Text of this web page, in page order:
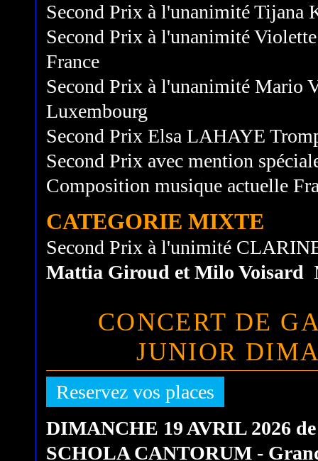
Second Prix à l'unanimité Tijana
Second Prix à l'unanimité
France
Second Prix à l'unanimité
Luxembourg
Second Prix Elsa LAHAYE
Second Prix avec mention
Composition musique actuelle
CATEGORIE MIXTE
Second Prix à l'unimité
Mattia Giroud et Milo Voisard
CONCERT DE
JUNIOR
Reservez vos places
DIMANCHE 19 AVRIL 2026 de
SCHOLA CANTORUM -